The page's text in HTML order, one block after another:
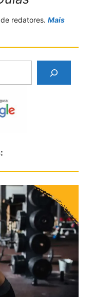
redatores. Mais